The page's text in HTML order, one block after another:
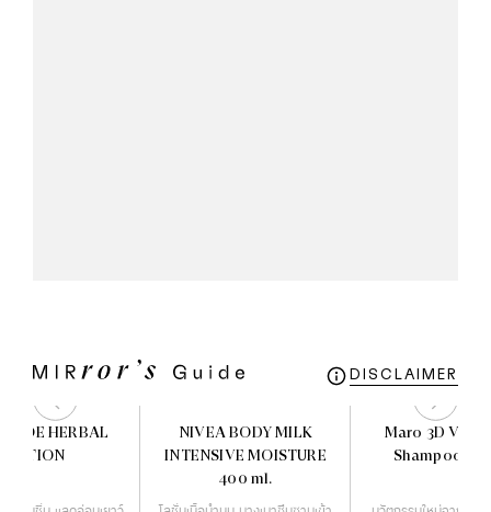
DISCLAIMER
& JOE HERBAL
LOTION
NIVEA BODY MILK
INTENSIVE MOISTURE
400 ml.
Maro 3D
Shampoo